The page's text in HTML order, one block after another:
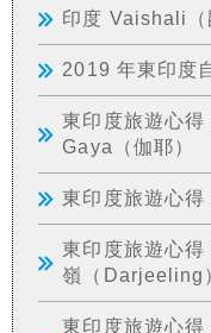
印度 Vaishali（
2019 年東印度
東印度旅遊心得
Gaya（伽耶）
東印度旅遊心
東印度旅遊心
嶺（Darjeeling
東印度旅遊心